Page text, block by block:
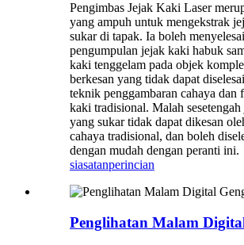
Pengimbas Jejak Kaki Laser
yang ampuh untuk mengekstrak
sukar di tapak. Ia boleh
pengumpulan jejak kaki habuk
kaki tenggelam pada objek
berkesan yang tidak dapat
teknik penggambaran cahaya dan
kaki tradisional. Malah
yang sukar tidak dapat dikesan
cahaya tradisional, dan boleh
dengan mudah dengan peranti ini.
siasatanperincian
Penglihatan Malam